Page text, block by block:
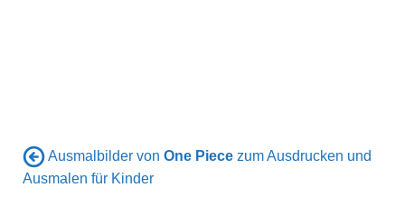
Ausmalbilder von One Piece zum Ausdrucken und
Ausmalen für Kinder